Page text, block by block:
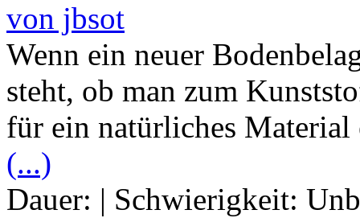
von jbsot
Wenn ein neuer
steht, ob man zum
für ein natürliches Material
(...)
Dauer: | Schwierigkeit: